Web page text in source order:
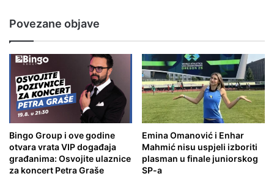
Povezane objave
Bingo Group i ove godine
otvara vrata VIP događaja
građanima: Osvojite ulaznice
za koncert Petra Graše
Emina Omanović i Enhar
Mahmić nisu uspjeli izboriti
plasman u finale juniorskog
SP-a